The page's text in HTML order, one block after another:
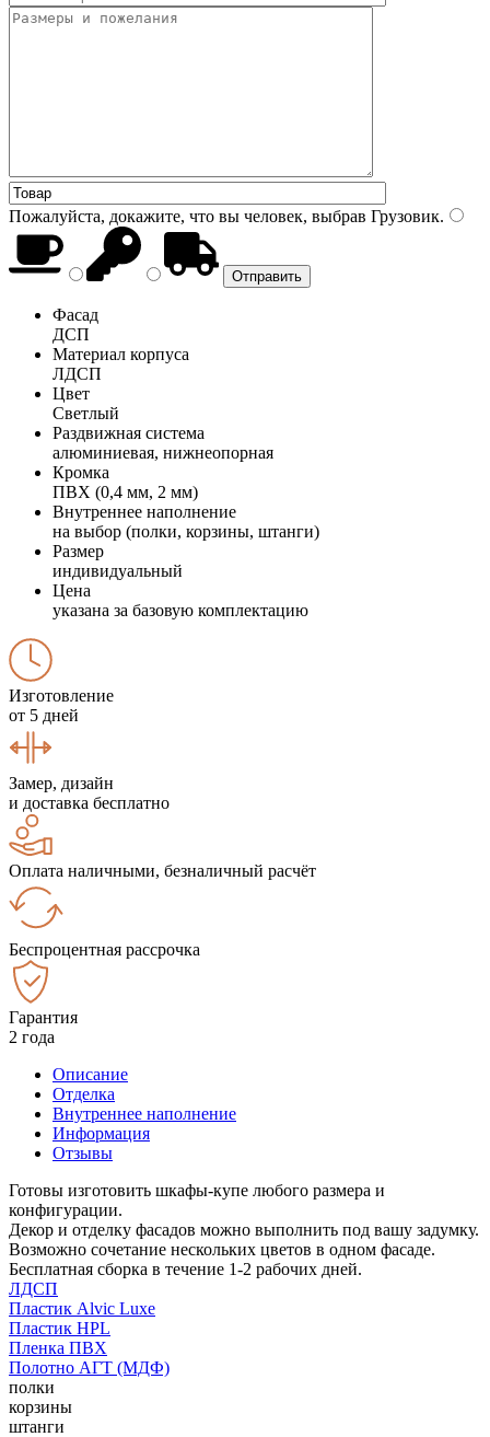
Пожалуйста, докажите, что вы человек, выбрав Грузовик.
Фасад
ДСП
Материал корпуса
ЛДСП
Цвет
Светлый
Раздвижная система
алюминиевая, нижнеопорная
Кромка
ПВХ (0,4 мм, 2 мм)
Внутреннее наполнение
на выбор (полки, корзины, штанги)
Размер
индивидуальный
Цена
указана за базовую комплектацию
Изготовление
от 5 дней
Замер, дизайн
и доставка бесплатно
Оплата наличными, безналичный расчёт
Беспроцентная рассрочка
Гарантия
2 года
Описание
Отделка
Внутреннее наполнение
Информация
Отзывы
Готовы изготовить шкафы-купе любого размера и
конфигурации.
Декор и отделку фасадов можно выполнить под вашу задумку.
Возможно сочетание нескольких цветов в одном фасаде.
Бесплатная сборка в течение 1-2 рабочих дней.
ЛДСП
Пластик Alvic Luxe
Пластик HPL
Пленка ПВХ
Полотно АГТ (МДФ)
полки
корзины
штанги